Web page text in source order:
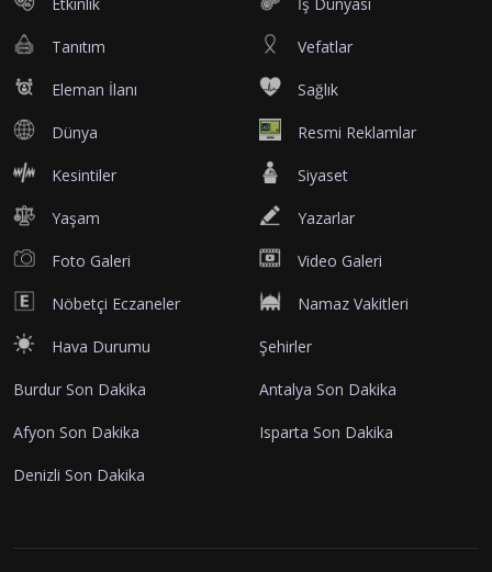
Tanıtım Vefatlar
Eleman İlanı Sağlık
Dünya Resmi Reklamlar
Kesintiler Siyaset
Yaşam Yazarlar
Foto Galeri Video Galeri
Nöbetçi Eczaneler Namaz Vakitleri
Hava Durumu Şehirler
Burdur Son Dakika Antalya Son Dakika
Afyon Son Dakika Isparta Son Dakika
Denizli Son Dakika